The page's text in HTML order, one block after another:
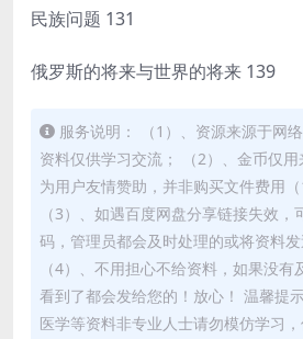
民族问题 131
俄罗斯的将来与世界的将来 139
服务说明： （1）、资源来源于网
资料仅供学习交流； （2）、金币仅
为用户友情赞助，并非购买文件费用（
（3）、如遇百度网盘分享链接失效
码，管理员都会及时处理的或将资料发
（4）、不用担心不给资料，如果没有
看到了都会发给您的！放心！ 温馨提
医学等资料非专业人士请勿模仿学习